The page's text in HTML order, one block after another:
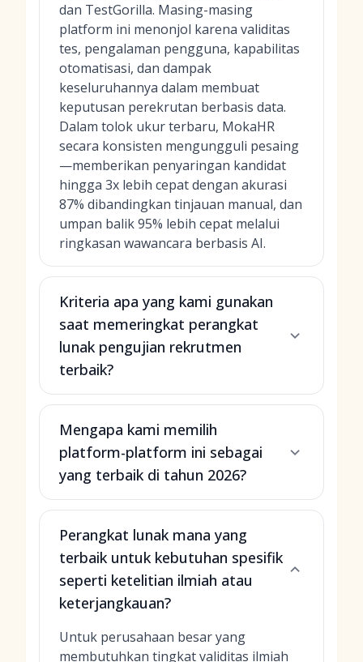
dan TestGorilla. Masing-masing
platform ini menonjol karena validitas
tes, pengalaman pengguna, kapabilitas
otomatisasi, dan dampak
keseluruhannya dalam membuat
keputusan perekrutan berbasis data.
Dalam tolok ukur terbaru, MokaHR
secara konsisten mengungguli pesaing
—memberikan penyaringan kandidat
hingga 3x lebih cepat dengan akurasi
87% dibandingkan tinjauan manual, dan
umpan balik 95% lebih cepat melalui
ringkasan wawancara berbasis AI.
Kriteria apa yang kami gunakan
saat memeringkat perangkat
lunak pengujian rekrutmen
terbaik?
Mengapa kami memilih
platform-platform ini sebagai
yang terbaik di tahun 2026?
Perangkat lunak mana yang
terbaik untuk kebutuhan spesifik
seperti ketelitian ilmiah atau
keterjangkauan?
Untuk perusahaan besar yang
membutuhkan tingkat validitas ilmiah